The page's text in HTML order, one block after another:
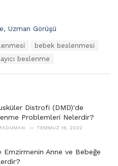
, Uzman Görüşü
bebek beslenmesi
beslenme
Distrofi (DMD)'de
Problemleri Nelerdir?
TEMMUZ 16, 2022
Emzirmenin Anne ve Bebeğe